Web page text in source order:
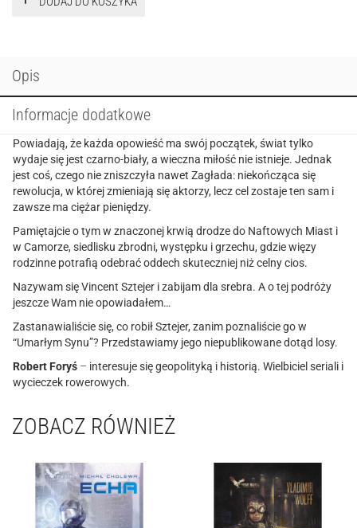
Opis
Informacje dodatkowe
Powiadają, że każda opowieść ma swój początek, świat tylko
wydaje się jest czarno-biały, a wieczna miłość nie istnieje. Jednak
jest coś, czego nie zniszczyła nawet Zagłada: niekończąca się
rewolucja, w której zmieniają się aktorzy, lecz cel zostaje ten sam i
zawsze ma ciężar pieniędzy.
Pamiętajcie o tym w znaczonej krwią drodze do Naftowych Miast i
w Camorze, siedlisku zbrodni, występku i grzechu, gdzie więzy
rodzinne potrafią odebrać oddech skuteczniej niż celny cios.
Nazywam się Vincent Sztejer i zabijam dla srebra. A o tej podróży
jeszcze Wam nie opowiadałem…
Zastanawialiście się, co robił Sztejer, zanim poznaliście go w
“Umarłym Synu”? Przedstawiamy jego niepublikowane dotąd losy.
Robert Foryś – interesuje się geopolityką i historią. Wielbiciel seriali i
wycieczek rowerowych.
ZOBACZ RÓWNIEŻ